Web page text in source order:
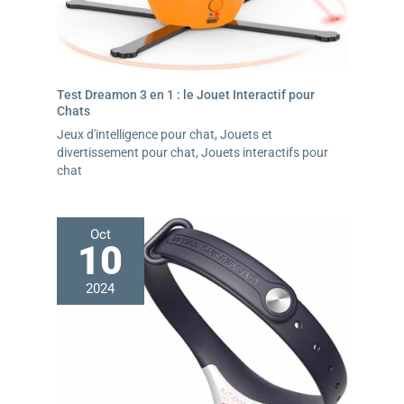
Test Dreamon 3 en 1 : le Jouet Interactif pour
Chats
Jeux d'intelligence pour chat, Jouets et
divertissement pour chat, Jouets interactifs pour
chat
Oct
10
2024